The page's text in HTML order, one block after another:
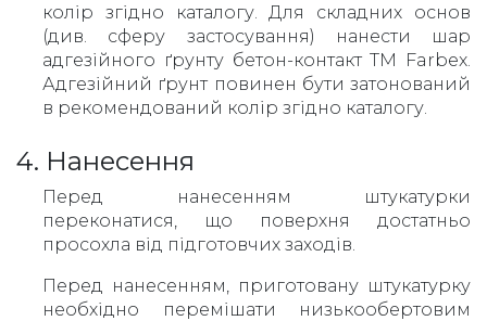
колір згідно каталогу. Для складних основ
(див. сферу застосування) нанести шар
адгезійного ґрунту бетон-контакт ТМ Farbex.
Адгезійний ґрунт повинен бути затонований
в рекомендований колір згідно каталогу.
4. Нанесення
Перед нанесенням штукатурки
переконатися, що поверхня достатньо
просохла від підготовчих заходів.
Перед нанесенням, приготовану штукатурку
необхідно перемішати низькообертовим